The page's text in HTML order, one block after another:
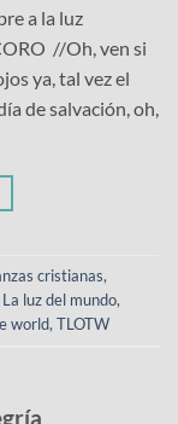
a la luz
//Oh, ven si
ya, tal vez el
de salvación, oh,
cristianas,
La luz del mundo,
world, TLOTW